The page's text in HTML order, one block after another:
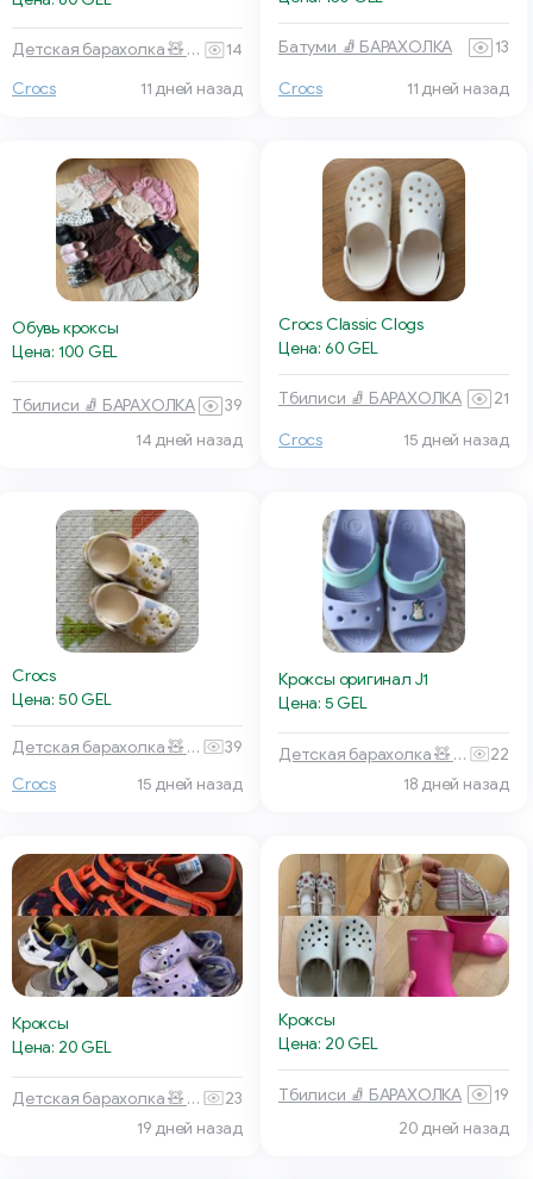
Детская барахолка 🧸 Тбилиси
14
Crocs
11 дней назад
Батуми 🧦 БАРАХОЛКА 13
Crocs 11 дней назад
Обувь кроксы
Цена: 100 GEL
Тбилиси 🧦 БАРАХОЛКА
39
14 дней назад
Crocs Classic Clogs
Цена: 60 GEL
Тбилиси 🧦 БАРАХОЛКА 21
Crocs 15 дней назад
Crocs
Цена: 50 GEL
Детская барахолка 🧸 Тбилиси
39
Crocs
15 дней назад
Кроксы оригинал J1
Цена: 5 GEL
Детская барахолка 🧸 Тбилиси
22
18 дней назад
Кроксы
Цена: 20 GEL
Детская барахолка 🧸 Тбилиси
23
19 дней назад
Кроксы
Цена: 20 GEL
Тбилиси 🧦 БАРАХОЛКА
19
20 дней назад